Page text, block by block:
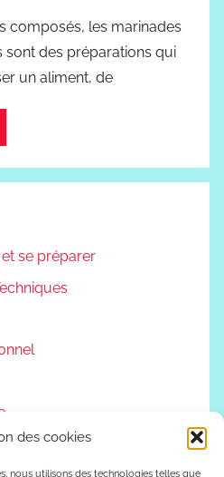
des cookies
nous utilisons des technologies telles que
composés, les marinades
des préparations qui
un aliment, de
se préparer